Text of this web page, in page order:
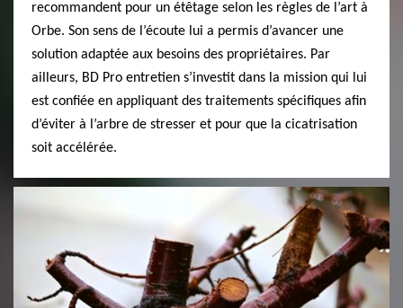
recommandent pour un étêtage selon les règles de l’art à
Orbe. Son sens de l’écoute lui a permis d’avancer une
solution adaptée aux besoins des propriétaires. Par
ailleurs, BD Pro entretien s’investit dans la mission qui lui
est confiée en appliquant des traitements spécifiques afin
d’éviter à l’arbre de stresser et pour que la cicatrisation
soit accélérée.